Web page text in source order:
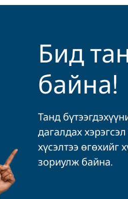
Бид
байна!
Танд
дагалдах
хүсэлтээ өгөхийг
зориулж байна.